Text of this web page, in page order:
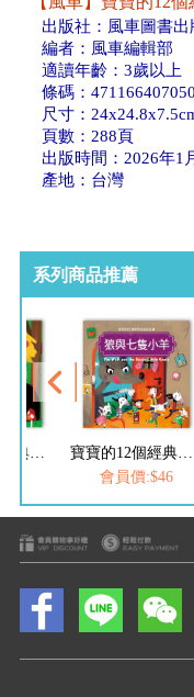
出版社：風車圖書出
編者：風車編輯部
適讀年齡：3歲以上
條碼：
尺寸：
頁數：288頁
出版時間：2026年1
產地：台灣
系列商品推薦
寶寶的12個經典童話故事-狼與七隻小羊
寶寶的12個經典童話故事-小紅帽
會員價:$46